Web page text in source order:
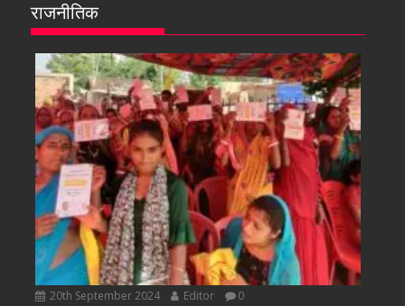
राजनीतिक
20th September 2024 Editor 0